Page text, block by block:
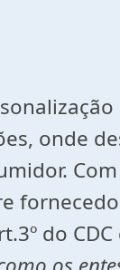
onde
do